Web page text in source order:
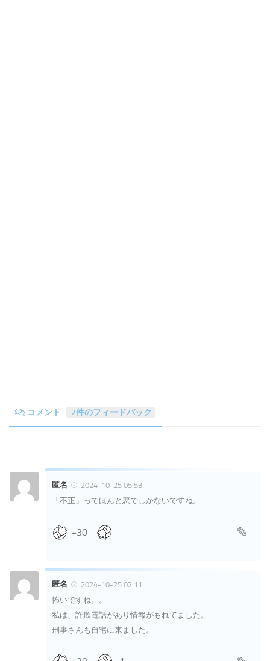
コメント 2件のフィードバック
匿名
2024-10-25 05:53
「不正」ってほんと悪でしかないですね。
+30
匿名
2024-10-25 02:11
怖いですね。。
私は、詐欺電話があり情報がもれてました。
刑事さんも自宅に来ました。